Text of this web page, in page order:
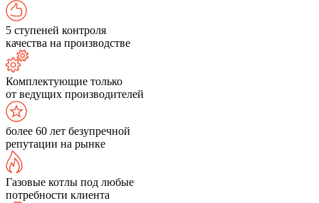
5 ступеней контроля
качества на производстве
Комплектующие только
от ведущих производителей
более 60 лет безупречной
репутации на рынке
Газовые котлы под любые
потребности клиента